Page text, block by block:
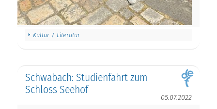
Kultur / Literatur
Schwabach: Studienfahrt zum
Schloss Seehof
05.07.2022